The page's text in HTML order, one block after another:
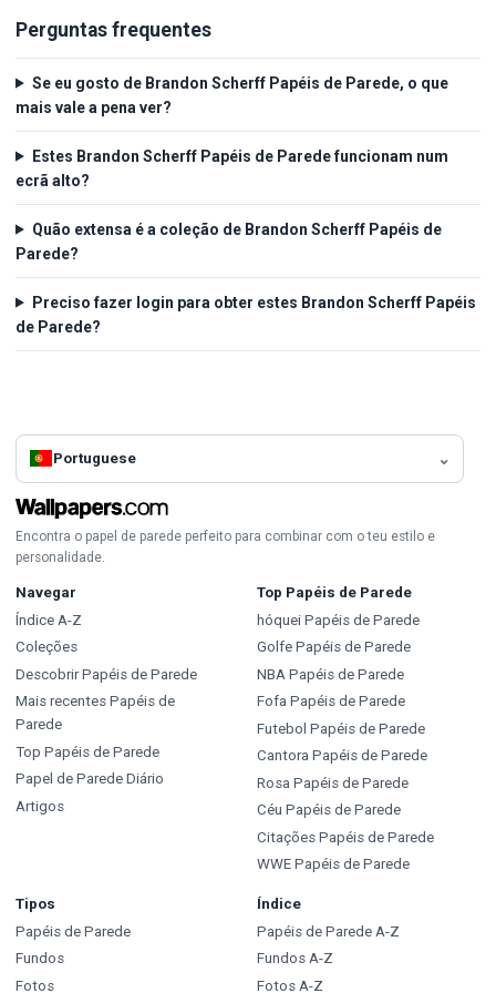
Perguntas frequentes
Se eu gosto de Brandon Scherff Papéis de Parede, o que
mais vale a pena ver?
Estes Brandon Scherff Papéis de Parede funcionam num
ecrã alto?
Quão extensa é a coleção de Brandon Scherff Papéis de
Parede?
Preciso fazer login para obter estes Brandon Scherff Papéis
de Parede?
Portuguese
Encontra o papel de parede perfeito para combinar com o teu estilo e
personalidade.
Navegar
Índice A-Z
Coleções
Descobrir Papéis de Parede
Mais recentes Papéis de
Parede
Top Papéis de Parede
Papel de Parede Diário
Artigos
Top Papéis de Parede
hóquei Papéis de Parede
Golfe Papéis de Parede
NBA Papéis de Parede
Fofa Papéis de Parede
Futebol Papéis de Parede
Cantora Papéis de Parede
Rosa Papéis de Parede
Céu Papéis de Parede
Citações Papéis de Parede
WWE Papéis de Parede
Tipos
Papéis de Parede
Fundos
Fotos
Índice
Papéis de Parede A-Z
Fundos A-Z
Fotos A-Z